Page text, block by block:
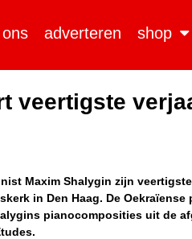
adverteren shop
veertigste
Maxim Shalygin zijn
in Den Haag. De Oekraïense
pianocomposities uit de